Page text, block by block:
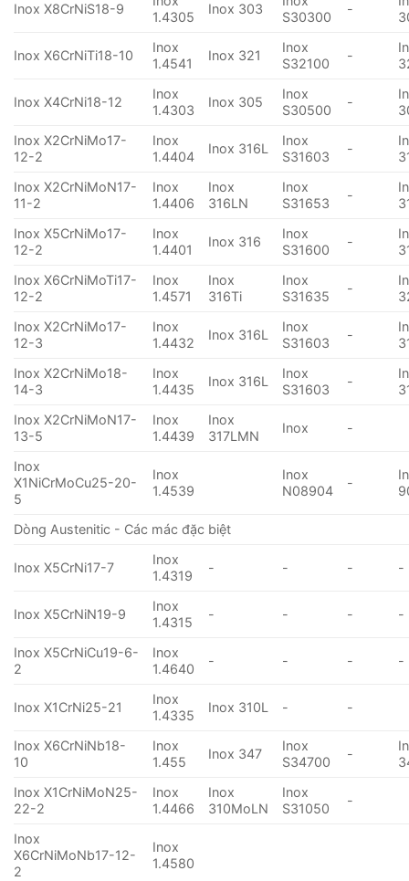
Inox X8CrNiS18-9
1.4305
Inox 303
S30300
-
Inox X6CrNiTi18-10
Inox
1.4541
Inox 321
Inox
S32100
-
Inox X4CrNi18-12
Inox
1.4303
Inox 305
Inox
S30500
-
Inox X2CrNiMo17-
12-2
Inox
1.4404
Inox 316L
Inox
S31603
-
Inox X2CrNiMoN17-
11-2
Inox
1.4406
Inox
316LN
Inox
S31653
-
Inox X5CrNiMo17-
12-2
Inox
1.4401
Inox 316
Inox
S31600
-
Inox X6CrNiMoTi17-
12-2
Inox
1.4571
Inox
316Ti
Inox
S31635
-
Inox X2CrNiMo17-
12-3
Inox
1.4432
Inox 316L
Inox
S31603
-
Inox X2CrNiMo18-
14-3
Inox
1.4435
Inox 316L
Inox
S31603
-
Inox X2CrNiMoN17-
13-5
Inox
1.4439
Inox
317LMN
Inox -
Inox
X1NiCrMoCu25-20-
5
Inox
1.4539
Inox
N08904
-
Dòng Austenitic - Các mác đặc biệt
Inox X5CrNi17-7
Inox
1.4319
- - - -
Inox X5CrNiN19-9
Inox
1.4315
- - - -
Inox X5CrNiCu19-6-
2
Inox
1.4640
- - - -
Inox X1CrNi25-21
Inox
1.4335
Inox 310L - -
Inox X6CrNiNb18-
10
Inox
1.455
Inox 347
Inox
S34700
-
Inox X1CrNiMoN25-
22-2
Inox
1.4466
Inox
310MoLN
Inox
S31050
-
Inox
X6CrNiMoNb17-12-
2
Inox
1.4580